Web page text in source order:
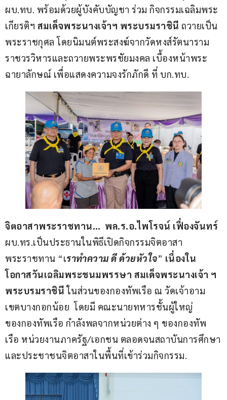
ผบ.ทบ. พร้อมด้วยผู้บังคับบัญชา ร่วม กิจกรรมเฉลิมพระ
เกียรติฯ สมเด็จพระนางเจ้าฯ พระบรมราชินี ถวายเป็น
พระราชกุศล โดยนิมนต์พระสงฆ์จากวัดหงส์รัตนาราม
ราชวรวิหารและถวายพระพรชัยมงคล เบื้องหน้าพระ
ฉายาลักษณ์ เพื่อแสดงความจงรักภักดี ที่ บก.ทบ.
จิตอาสาพระราชทาน… พล.ร.อ.ไพโรจน์ เฟื่องจันทร์
ผบ.ทร.เป็นประธานในพิธีเปิดกิจกรรมจิตอาสา
พระราชทาน “เราทำความ ดี ด้วยหัวใจ” เนื่องใน
โอกาสวันเฉลิมพระชนมพรรษา สมเด็จพระนางเจ้า ฯ
พระบรมราชินี ในส่วนของกองทัพเรือ ณ วัดเจ้าอาม
เขตบางกอกน้อย  โดยมี คณะนายทหารชั้นผู้ใหญ่
ของกองทัพเรือ กำลังพลจากหน่วยต่าง ๆ ของกองทัพ
เรือ หน่วยงานภาครัฐ/เอกชน ตลอดจนสถาบันการศึกษา
และประชาชนจิตอาสาในพื้นที่เข้าร่วมกิจกรรม.